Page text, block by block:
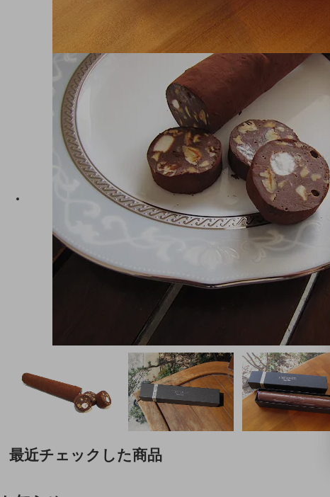
最近チェックした商品